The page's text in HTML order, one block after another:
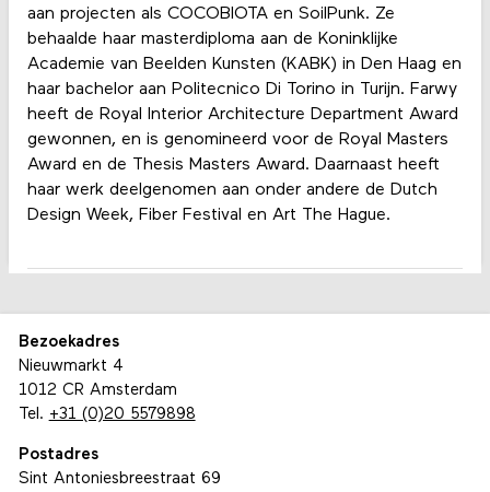
aan projecten als COCOBIOTA en SoilPunk. Ze
behaalde haar masterdiploma aan de Koninklijke
Academie van Beelden Kunsten (KABK) in Den Haag en
haar bachelor aan Politecnico Di Torino in Turijn. Farwy
heeft de Royal Interior Architecture Department Award
gewonnen, en is genomineerd voor de Royal Masters
Award en de Thesis Masters Award. Daarnaast heeft
haar werk deelgenomen aan onder andere de Dutch
Design Week, Fiber Festival en Art The Hague.
Bezoekadres
Nieuwmarkt 4
1012 CR Amsterdam
Tel. +31 (0)20 5579898
Postadres
Sint Antoniesbreestraat 69